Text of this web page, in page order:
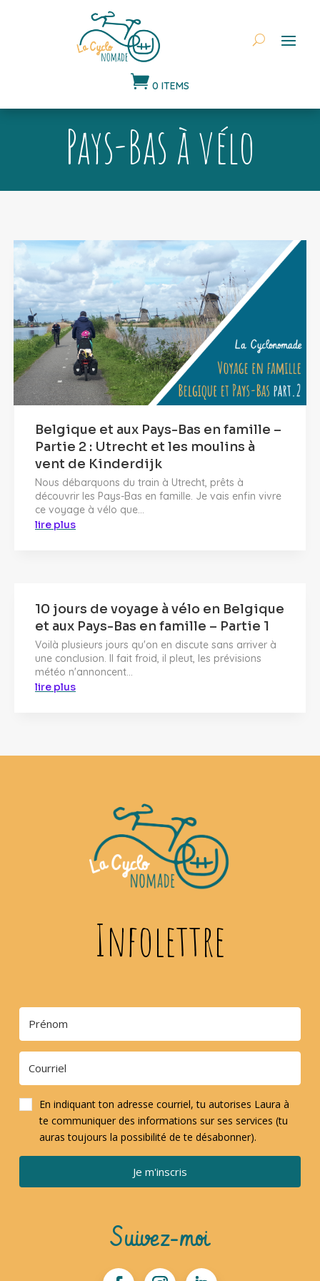
 0 ITEMS
Pays-Bas à vélo
Belgique et aux Pays-Bas en famille –
Partie 2 : Utrecht et les moulins à
vent de Kinderdijk
Nous débarquons du train à Utrecht, prêts à
découvrir les Pays-Bas en famille. Je vais enfin vivre
ce voyage à vélo que...
lire plus
10 jours de voyage à vélo en Belgique
et aux Pays-Bas en famille – Partie 1
Voilà plusieurs jours qu'on en discute sans arriver à
une conclusion. Il fait froid, il pleut, les prévisions
météo n'annoncent...
lire plus
Infolettre
En indiquant ton adresse courriel, tu autorises Laura à
te communiquer des informations sur ses services (tu
auras toujours la possibilité de te désabonner).
Je m'inscris
Suivez-moi